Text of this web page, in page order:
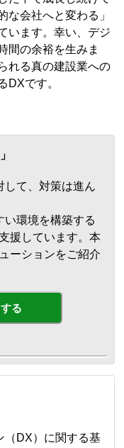
な会社へと変わる」
います。幸い、デジ
間の余裕を生みま
れる真の建設業への
DXです。
して、対策は進ん
い環境を構築する
援しています。本
ーションをご紹介
る
（DX）に関する基